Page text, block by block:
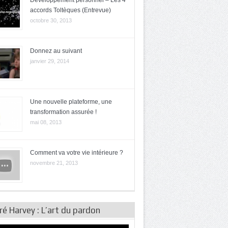
accords Toltèques (Entrevue)
octobre 30, 2013
Donnez au suivant
janvier 29, 2014
Une nouvelle plateforme, une
transformation assurée !
mai 08, 2013
Comment va votre vie intérieure ?
novembre 21, 2013
Harvey : L’art du pardon